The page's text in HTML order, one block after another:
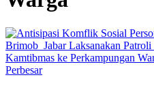
Perbesar